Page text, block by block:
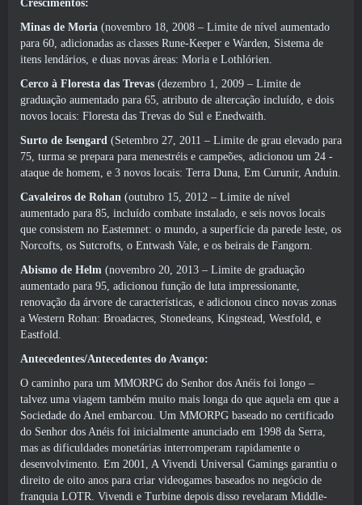
Crescimentos:
Minas de Moria (novembro 18, 2008 – Limite de nível aumentado
para 60, adicionadas as classes Rune-Keeper e Warden, Sistema de
itens lendários, e duas novas áreas: Moria e Lothlórien.
Cerco à Floresta das Trevas (dezembro 1, 2009 – Limite de
graduação aumentado para 65, atributo de altercação incluído, e dois
novos locais: Floresta das Trevas do Sul e Enedwaith.
Surto de Isengard (Setembro 27, 2011 – Limite de grau elevado para
75, turma se prepara para menestréis e campeões, adicionou um 24 -
ataque de homem, e 3 novos locais: Terra Duna, Em Curunir, Anduin.
Cavaleiros de Rohan (outubro 15, 2012 – Limite de nível
aumentado para 85, incluído combate instalado, e seis novos locais
que consistem no Eastemnet: o mundo, a superfície da parede leste, os
Norcofts, os Sutcrofts, o Entwash Vale, e os beirais de Fangorn.
Abismo de Helm (novembro 20, 2013 – Limite de graduação
aumentado para 95, adicionou função de luta impressionante,
renovação da árvore de características, e adicionou cinco novas zonas
a Western Rohan: Broadacres, Stonedeans, Kingstead, Westfold, e
Eastfold.
Antecedentes/Antecedentes do Avanço:
O caminho para um MMORPG do Senhor dos Anéis foi longo –
talvez uma viagem também muito mais longa do que aquela em que a
Sociedade do Anel embarcou. Um MMORPG baseado no certificado
do Senhor dos Anéis foi inicialmente anunciado em 1998 da Serra,
mas as dificuldades monetárias interromperam rapidamente o
desenvolvimento. Em 2001, A Vivendi Universal Gamings garantiu o
direito de oito anos para criar videogames baseados no negócio de
franquia LOTR. Vivendi e Turbine depois disso revelaram Middle-